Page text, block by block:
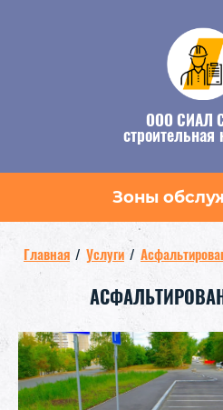
ООО СИАЛ
строительная
Зоны
Главная / Услуги /